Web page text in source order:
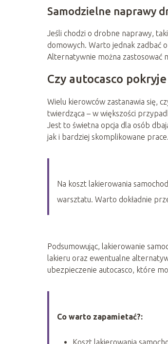
Samodzielne naprawy
Jeśli chodzi o drobne naprawy,
domowych. Warto jednak zadbać
Alternatywnie można zastosować
Czy autocasco
Wielu kierowców zastanawia się,
twierdząca – w większości
Jest to świetna opcja dla osób
jak i bardziej skomplikowane prace.
Na koszt lakierowania
warsztatu. Warto dokładnie
Podsumowując, lakierowanie
lakieru oraz ewentualne
ubezpieczenie autocasco, które
Co warto zapamietać?:
Koszt lakierowania